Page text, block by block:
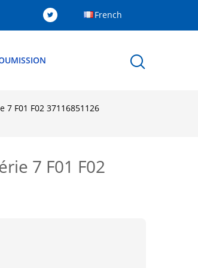
French
F01 F02 37116851126
7 F01 F02